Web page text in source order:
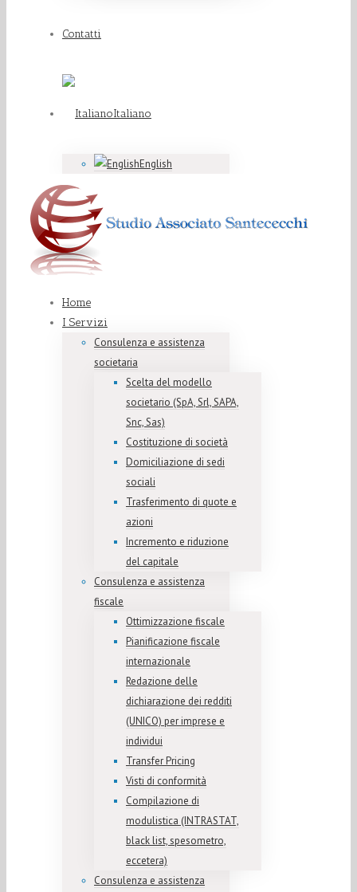
Contatti
Italiano
English
Home
I Servizi
Consulenza e assistenza
societaria
Scelta del modello
societario (SpA, Srl, SAPA,
Snc, Sas)
Costituzione di società
Domiciliazione di sedi
sociali
Trasferimento di quote e
azioni
Incremento e riduzione
del capitale
Consulenza e assistenza
fiscale
Ottimizzazione fiscale
Pianificazione fiscale
internazionale
Redazione delle
dichiarazione dei redditi
(UNICO) per imprese e
individui
Transfer Pricing
Visti di conformità
Compilazione di
modulistica (INTRASTAT,
black list, spesometro,
eccetera)
Consulenza e assistenza